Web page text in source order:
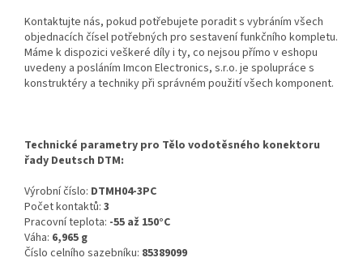
Kontaktujte nás, pokud potřebujete poradit s vybráním všech
objednacích čísel potřebných pro sestavení funkčního kompletu.
Máme k dispozici veškeré díly i ty, co nejsou přímo v eshopu
uvedeny a posláním Imcon Electronics, s.r.o. je spolupráce s
konstruktéry a techniky při správném použití všech komponent.
Technické parametry pro Tělo vodotěsného konektoru
řady Deutsch DTM:
Výrobní číslo: DTMH04-3PC
Počet kontaktů: 3
Pracovní teplota: -55 až 150°C
Váha: 6,965 g
Číslo celního sazebníku: 85389099